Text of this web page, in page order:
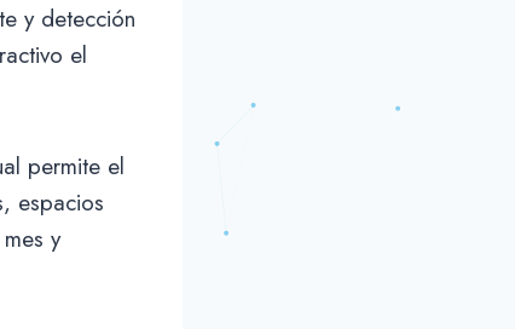
y detección
el
permite el
espacios
y